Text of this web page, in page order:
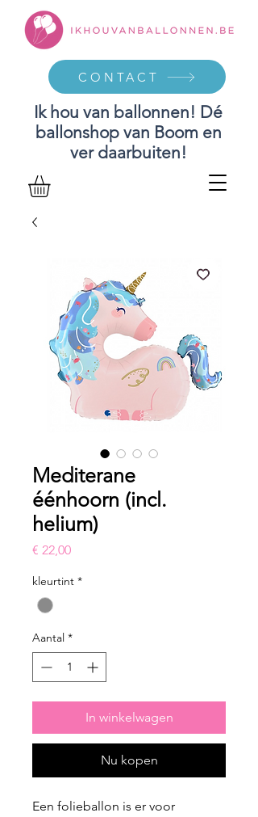
Ik hou van ballonnen! Dé
ballonshop van Boom en
ver daarbuiten!
CONTACT
Mediterane
éénhoorn (incl.
helium)
€ 22,00Prijs
kleurtint *
Aantal *
In winkelwagen
Nu kopen
Een folieballon is er voor